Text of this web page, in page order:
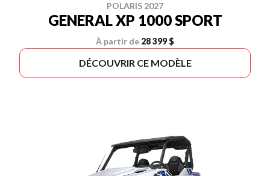
POLARIS 2027
GENERAL XP 1000 SPORT
À partir de 28 399 $
DÉCOUVRIR CE MODÈLE